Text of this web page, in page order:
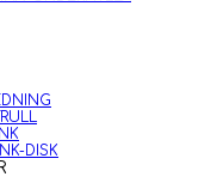
DISK